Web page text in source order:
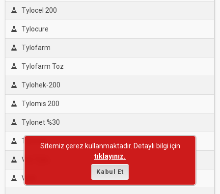
Tylocel 200
Tylocure
Tylofarm
Tylofarm Toz
Tylohek-200
Tylomis 200
Tylonet %30
Tylovan
Vet-Tylo
Vetil
Sitemiz çerez kullanmaktadır. Detaylı bilgi için
tıklayınız.
Kabul Et